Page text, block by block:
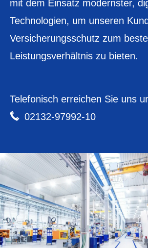
mit dem Einsatz modernster,
Technologien, um unseren
Versicherungsschutz zum
Leistungsverhältnis zu bieten.
Telefonisch erreichen Sie uns
02132-97992-10